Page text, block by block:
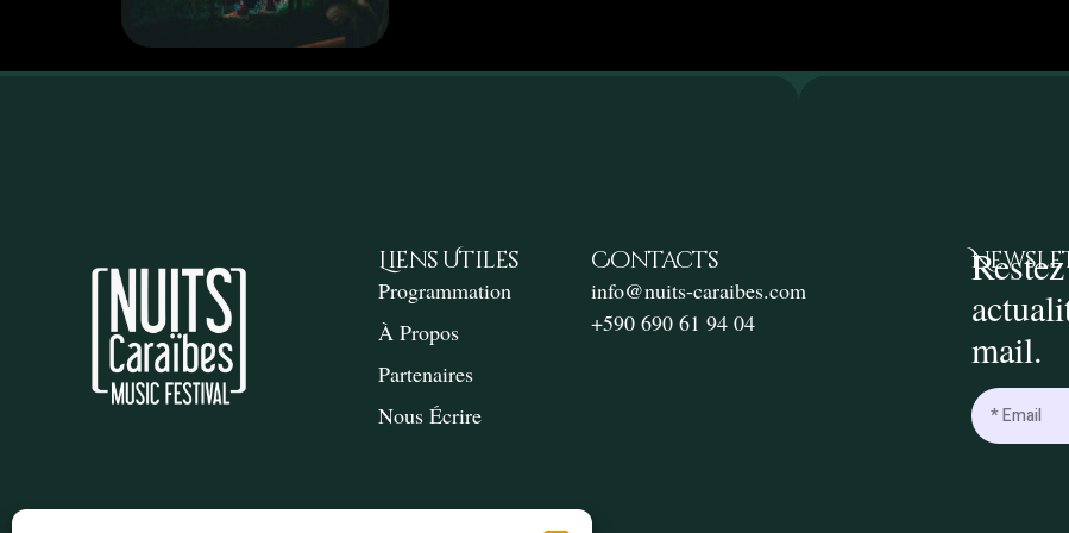
Liens Utiles
Programmation
À Propos
Partenaires
Nous Écrire
Contacts
info@nuits-caraibes.com
+590 690 61 94 04
mail.